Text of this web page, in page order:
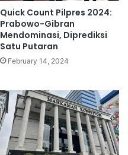
Quick Count Pilpres 2024:
Prabowo-Gibran
Mendominasi, Diprediksi
Satu Putaran
February 14, 2024